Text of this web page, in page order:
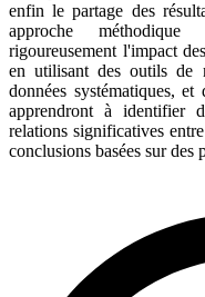
enfin le partage des
approche
rigoureusement l'impact
en utilisant des outils de
données systématiques,
apprendront à identifier
relations significatives
conclusions basées sur des